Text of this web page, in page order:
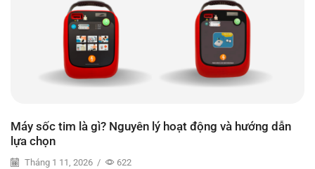
Máy sốc tim là gì? Nguyên lý hoạt động và hướng dẫn
lựa chọn
Tháng 1 11, 2026 / 622